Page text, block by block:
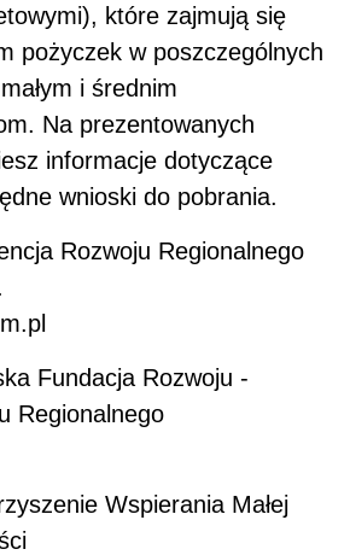
które zajmują się
pożyczek w poszczególnych
i średnim
Na prezentowanych
informacje dotyczące
wnioski do pobrania.
Rozwoju Regionalnego
Fundacja Rozwoju -
Regionalnego
Wspierania Małej